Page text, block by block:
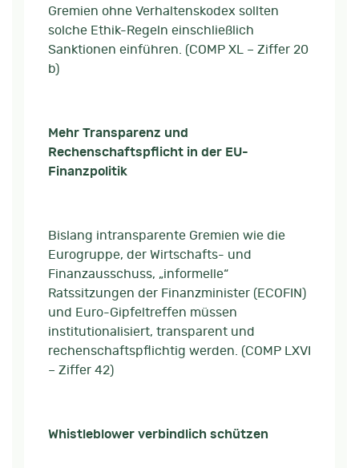
Gremien ohne Verhaltenskodex sollten
solche Ethik-Regeln einschließlich
Sanktionen einführen. (COMP XL – Ziffer 20
b)
Mehr Transparenz und
Rechenschaftspflicht in der EU-
Finanzpolitik
Bislang intransparente Gremien wie die
Eurogruppe, der Wirtschafts- und
Finanzausschuss, „informelle“
Ratssitzungen der Finanzminister (ECOFIN)
und Euro-Gipfeltreffen müssen
institutionalisiert, transparent und
rechenschaftspflichtig werden. (COMP LXVI
– Ziffer 42)
Whistleblower verbindlich schützen